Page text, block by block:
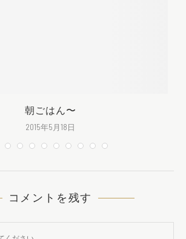
朝ごはん〜
2015年5月18日
コメントを残す